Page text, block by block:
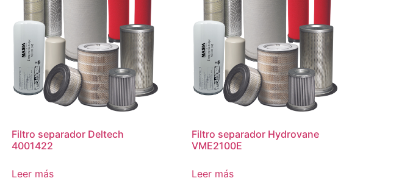
Filtro separador Deltech
4001422
Leer más
Filtro separador Hydrovane
VME2100E
Leer más